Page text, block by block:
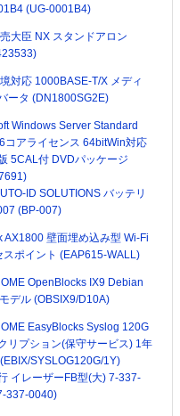
(UG-0001B4)
大臣 NX スタンドアロン
対応 1000BASE-T/X メディ
ータ (DN1800SG2E)
Windows Server Standard
コアライセンス 64bitWin対応
5CAL付 DVDパッケージ
ID SOLUTIONS バッテリ
(BP-007)
AX1800 壁面埋め込み型 Wi-Fi
スポイント (EAP615-WALL)
OpenBlocks IX9 Debian
デル (OBSIX9/D10A)
EasyBlocks Syslog 120G
リプション(保守サービス) 1年
SYSLOG120G/1Y)
イレーザーFB型(大) 7-337-
337-0040)